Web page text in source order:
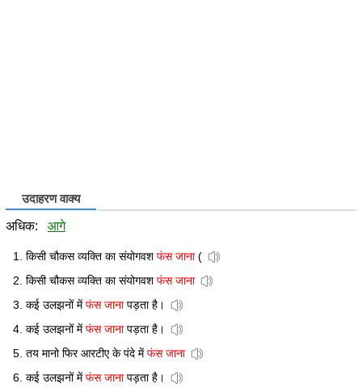
उदाहरण वाक्य
अधिक: आगे
किसी चौकस व्यक्ति का संयोगवशफंस जाना(
किसी चौकस व्यक्ति का संयोगवशफंस जाना
कई उलझनों मेंफंस जानापड़ता है।
कई उलझनों मेंफंस जानापड़ता है।
तय मानो फिर आरटीए के पंदे मेंफंस जाना
कई उलझनों मेंफंस जानापड़ता है।